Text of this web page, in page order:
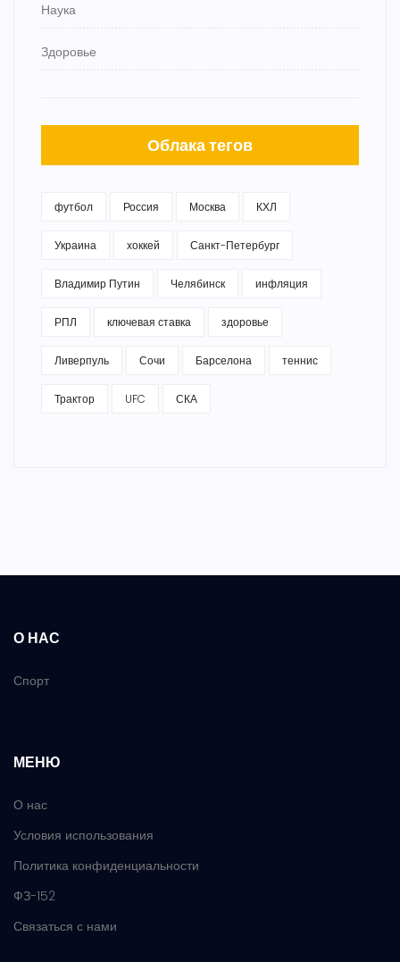
Наука
Здоровье
Облака тегов
футбол Россия Москва КХЛ
Украина хоккей Санкт-Петербург
Владимир Путин Челябинск инфляция
РПЛ ключевая ставка здоровье
Ливерпуль Сочи Барселона теннис
Трактор UFC СКА
О НАС
Спорт
МЕНЮ
О нас
Условия использования
Политика конфиденциальности
ФЗ-152
Связаться с нами